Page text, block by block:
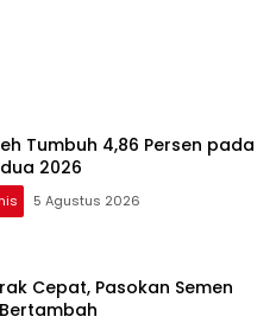
Tumbuh 4,86 Persen pada
2026
5 Agustus 2026
Cepat, Pasokan Semen